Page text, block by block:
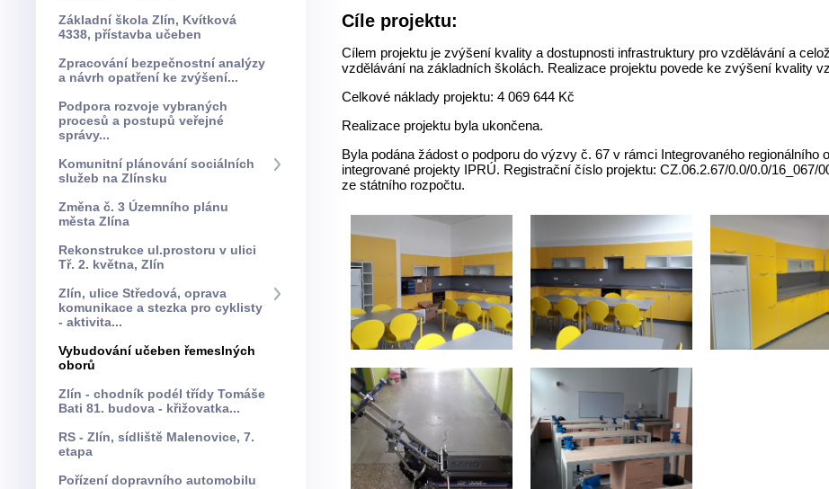
Základní škola Zlín, Kvítková
4338, přístavba učeben
Zpracování bezpečnostní analýzy
a návrh opatření ke zvýšení...
Podpora rozvoje vybraných
procesů a postupů veřejné
správy...
Komunitní plánování sociálních
služeb na Zlínsku
Změna č. 3 Územního plánu
města Zlína
Rekonstrukce ul.prostoru v ulici
Tř. 2. května, Zlín
Zlín, ulice Středová, oprava
komunikace a stezka pro cyklisty
- aktivita...
Vybudování učeben řemeslných
oborů
Zlín - chodník podél třídy Tomáše
Bati 81. budova - křižovatka...
RS - Zlín, sídliště Malenovice, 7.
etapa
Pořízení dopravního automobilu
Cíle projektu:
Cílem projektu je zvýšení kvality a dostupnosti infrastruktury pro vzdělávání a
vzdělávání na základních školách. Realizace projektu povede ke zvýšení kvality
Celkové náklady projektu: 4 069 644 Kč
Realizace projektu byla ukončena.
Byla podána žádost o podporu do výzvy č. 67 v rámci Integrovaného
integrované projekty IPRÚ. Registrační číslo projektu: CZ.06.2.67/0.0/0.0/
ze státního rozpočtu.